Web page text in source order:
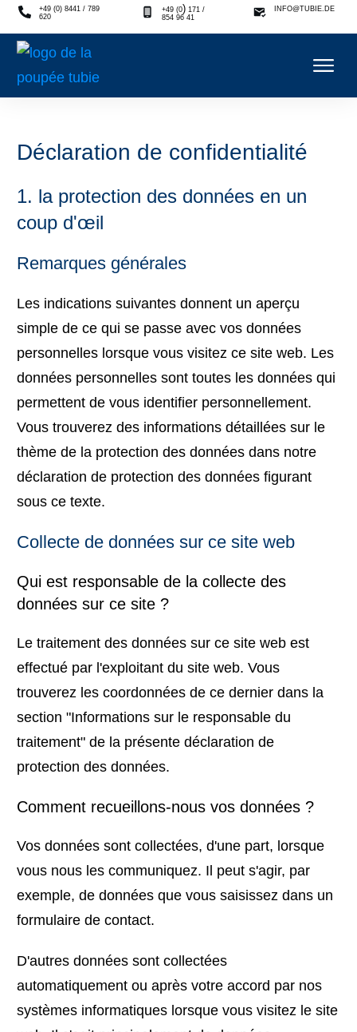
+49 (0) 8441 / 789
620
+49 (0)171 /
854 96 41
INFO@TUBIE.DE
Déclaration de confidentialité
1. la protection des données en un
coup d'œil
Remarques générales
Les indications suivantes donnent un aperçu
simple de ce qui se passe avec vos données
personnelles lorsque vous visitez ce site web. Les
données personnelles sont toutes les données qui
permettent de vous identifier personnellement.
Vous trouverez des informations détaillées sur le
thème de la protection des données dans notre
déclaration de protection des données figurant
sous ce texte.
Collecte de données sur ce site web
Qui est responsable de la collecte des
données sur ce site ?
Le traitement des données sur ce site web est
effectué par l'exploitant du site web. Vous
trouverez les coordonnées de ce dernier dans la
section "Informations sur le responsable du
traitement" de la présente déclaration de
protection des données.
Comment recueillons-nous vos données ?
Vos données sont collectées, d'une part, lorsque
vous nous les communiquez. Il peut s'agir, par
exemple, de données que vous saisissez dans un
formulaire de contact.
D'autres données sont collectées
automatiquement ou après votre accord par nos
systèmes informatiques lorsque vous visitez le site